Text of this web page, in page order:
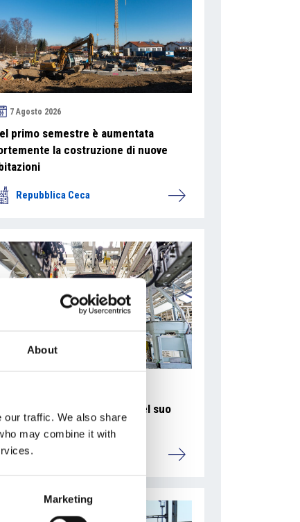
About
our traffic. We also share
may combine it with
Marketing
7 Agosto 2026
primo semestre è aumentata
la costruzione di nuove
Repubblica Ceca
Škoda avvia la produzione del suo
Peaq
Repubblica Ceca